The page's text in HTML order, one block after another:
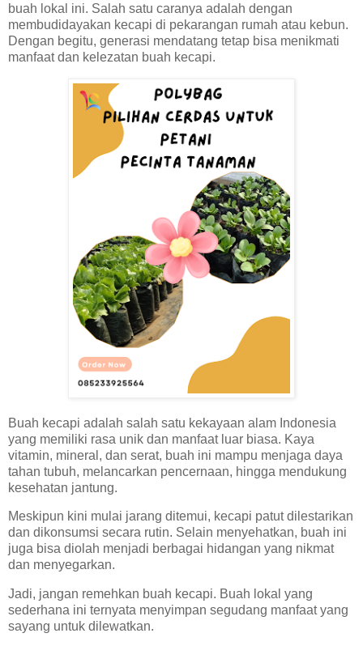
buah lokal ini. Salah satu caranya adalah dengan
membudidayakan kecapi di pekarangan rumah atau kebun.
Dengan begitu, generasi mendatang tetap bisa menikmati
manfaat dan kelezatan buah kecapi.
Buah kecapi adalah salah satu kekayaan alam Indonesia
yang memiliki rasa unik dan manfaat luar biasa. Kaya
vitamin, mineral, dan serat, buah ini mampu menjaga daya
tahan tubuh, melancarkan pencernaan, hingga mendukung
kesehatan jantung.
Meskipun kini mulai jarang ditemui, kecapi patut dilestarikan
dan dikonsumsi secara rutin. Selain menyehatkan, buah ini
juga bisa diolah menjadi berbagai hidangan yang nikmat
dan menyegarkan.
Jadi, jangan remehkan buah kecapi. Buah lokal yang
sederhana ini ternyata menyimpan segudang manfaat yang
sayang untuk dilewatkan.